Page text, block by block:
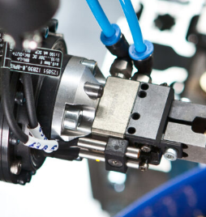
Industrie